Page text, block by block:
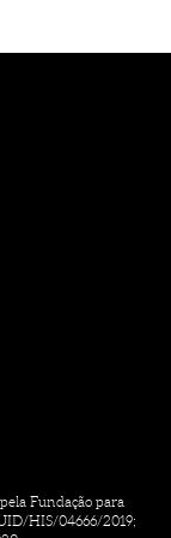
Fundação para
HIS/04666/2019;